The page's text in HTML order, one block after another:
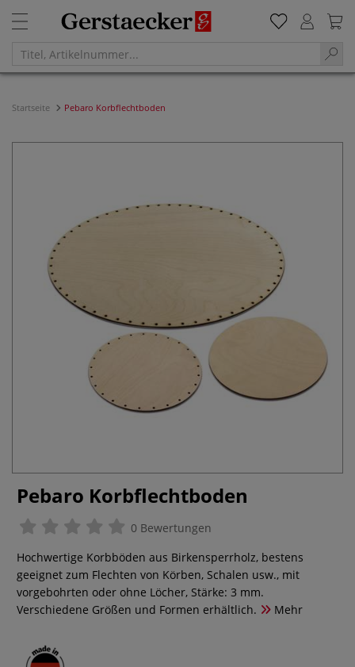
Startseite Pebaro Korbflechtboden
Pebaro Korbflechtboden
0 Bewertungen
Hochwertige Korbböden aus Birkensperrholz, bestens
geeignet zum Flechten von Körben, Schalen usw., mit
vorgebohrten oder ohne Löcher, Stärke: 3 mm.
Verschiedene Größen und Formen erhältlich.
Mehr